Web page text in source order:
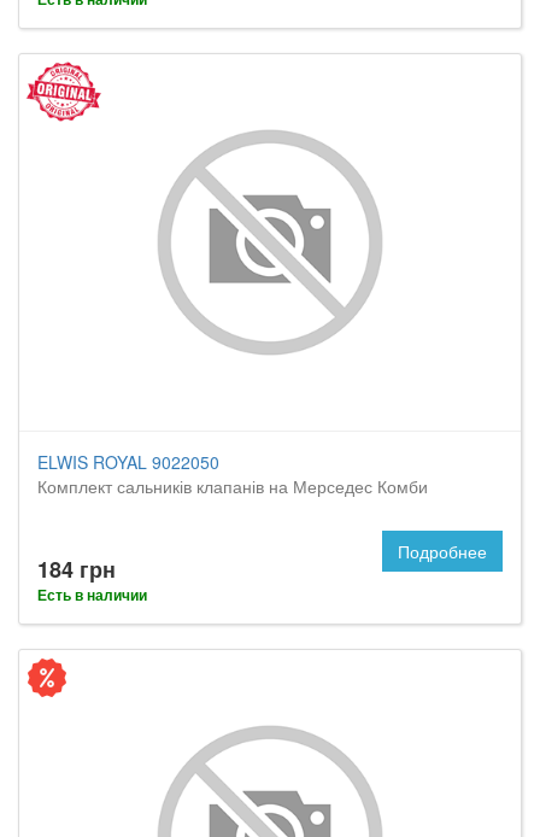
ELWIS ROYAL 9022050
Комплект сальників клапанів на Мерседес Комби
184 грн
Есть в наличии
Подробнее